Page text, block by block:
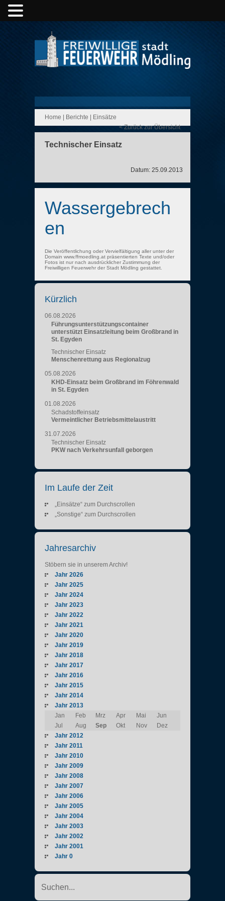
Home Berichte
Einsätze
< Zurück zur Übersicht
Technischer Einsatz
Datum: 25.09.2013
Wassergebrech
en
Die Veröffentlichung oder Vervielfältigung aller unter der
Domain www.ffmoedling.at präsentierten Texte und/oder
Fotos ist nur nach ausdrücklicher Zustimmung der
Freiwilligen Feuerwehr der Stadt Mödling gestattet.
Kürzlich
06.08.2026
Führungsunterstützungscontainer
unterstützt Einsatzleitung beim Großbrand in
St. Egyden
Technischer Einsatz
Menschenrettung aus Regionalzug
05.08.2026
KHD-Einsatz beim Großbrand im Föhrenwald
in St. Egyden
01.08.2026
Schadstoffeinsatz
Vermeintlicher Betriebsmittelaustritt
31.07.2026
Technischer Einsatz
PKW nach Verkehrsunfall geborgen
Im Laufe der Zeit
„Einsätze“ zum Durchscrollen
„Sonstige“ zum Durchscrollen
Jahresarchiv
Stöbern sie in unserem Archiv!
Jahr 2026
Jahr 2025
Jahr 2024
Jahr 2023
Jahr 2022
Jahr 2021
Jahr 2020
Jahr 2019
Jahr 2018
Jahr 2017
Jahr 2016
Jahr 2015
Jahr 2014
Jahr 2013
Jan
Feb Mrz Apr Mai
Jun
Jul
Aug Sep Okt Nov
Dez
Jahr 2012
Jahr 2011
Jahr 2010
Jahr 2009
Jahr 2008
Jahr 2007
Jahr 2006
Jahr 2005
Jahr 2004
Jahr 2003
Jahr 2002
Jahr 2001
Jahr 0